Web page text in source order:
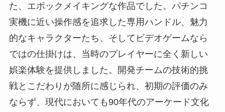
た、エポックメイキングな作品でした。パチンコ
実機に近い操作感を追求した専用ハンドル、魅力
的なキャラクターたち、そしてビデオゲームなら
ではの仕掛けは、当時のプレイヤーに全く新しい
娯楽体験を提供しました。開発チームの技術的挑
戦とこだわりが随所に感じられ、初期の評価のみ
ならず、現代においても90年代のアーケード文化